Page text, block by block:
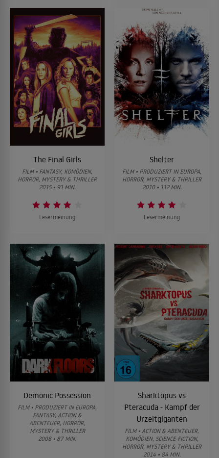
The Final Girls
FILM • FANTASY, KOMÖDIEN,
HORROR, MYSTERY & THRILLER
2015 • 91 MIN.
Lesermeinung
Shelter
FILM • PRODUZIERT IN EUROPA,
HORROR, MYSTERY & THRILLER
2010 • 112 MIN.
Lesermeinung
Demonic Possession
FILM • PRODUZIERT IN EUROPA,
FANTASY, ACTION &
ABENTEUER, HORROR,
MYSTERY & THRILLER
2008 • 87 MIN.
Sharktopus vs
Pteracuda - Kampf der
Urzeitgiganten
FILM • ACTION & ABENTEUER,
KOMÖDIEN, SCIENCE-FICTION,
HORROR, MYSTERY & THRILLER
2014 • 84 MIN.